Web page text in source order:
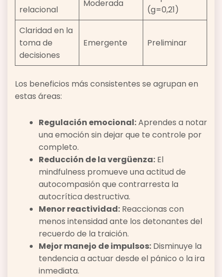
relacional
Moderada
(g=0,21)
Claridad en la
toma de
decisiones
Emergente Preliminar
Los beneficios más consistentes se agrupan en
estas áreas:
Regulación emocional:Aprendes a notar
una emoción sin dejar que te controle por
completo.
Reducción de la vergüenza: El
mindfulness promueve una actitud de
autocompasión que contrarresta la
autocrítica destructiva.
Menor reactividad: Reaccionas con
menos intensidad ante los detonantes del
recuerdo de la traición.
Mejor manejo de impulsos: Disminuye la
tendencia a actuar desde el pánico o la ira
inmediata.